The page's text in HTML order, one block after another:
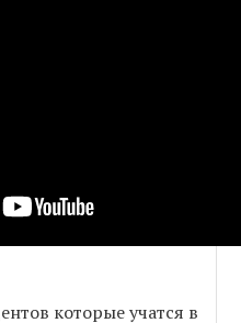
которые учатся в